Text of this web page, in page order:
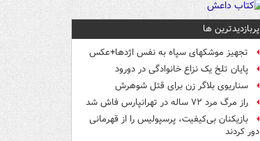
پربازدیدترین ها
تجهیز موشکهای سپاه به نفس اژدها+عکس
پایان تلخ یک نزاع خانوادگی در دورود
سناریوی بلاگر زن برای قتل شوهرش
راز مرگ مرد ۷۲ ساله در تهرانپارس فاش شد
بازیکنان بی‌کیفیت، پرسپولیس را از قهرمانی
دور کردند